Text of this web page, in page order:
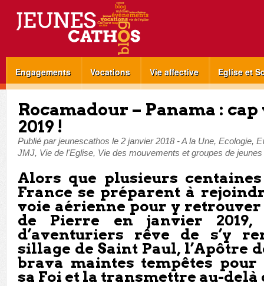
Engagements Vocations Vie affective Eglise et
Rocamadour – Panama : cap
2019 !
Publié parjeunescathos le 2 janvier 2018-A la Une, Ecologie,
JMJ, Vie de l'Eglise, Vie des mouvements et groupes de jeunes
Alors que plusieurs
France se préparent à
voie aérienne pour y retrouver
de Pierre en janvier 2019,
d’aventuriers rêve de s’y
sillage de Saint Paul, l’Apôtre
brava maintes tempêtes pour
sa Foi et la transmettre au-delà